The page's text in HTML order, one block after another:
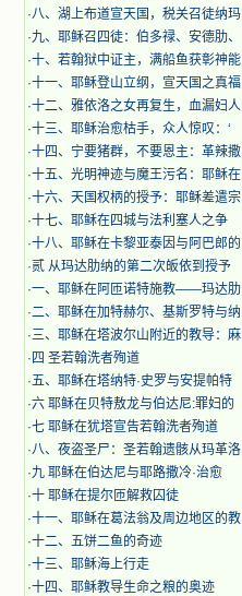
·八、湖上布道宣天国，税关召徒纳玛
·九、耶稣召四徒：伯多禄、安德肋、
·十、若翰狱中证主，满船鱼获彰神能
·十一、耶稣登山立纲，宣天国之真福
·十二、雅依洛之女再复生，血漏妇人
·十三、耶稣治愈枯手，众人惊叹：‘
·十四、宁要猪群，不要恩主：革辣撒
·十五、光明神迹与魔王污名：耶稣在
·十六、天国权柄的授予：耶稣差遣宗
·十七、耶稣在四城与法利塞人之争
·十八、耶稣在卡黎亚泰因与阿巴郎的
·贰 从玛达肋纳的第二次皈依到授予
·一、耶稣在阿匝诺特施教——玛达肋
·二、耶稣在加特赫尔、基斯罗特与纳
·三、耶稣在塔波尔山附近的教导：麻
· 四 圣若翰洗者殉道
·五、耶稣在塔纳特·史罗与安提帕特
·六 耶稣在贝特敖龙与伯达尼:罪妇的
·七 耶稣在犹塔宣告若翰洗者殉道
·八、夜盗圣尸：圣若翰遗骸从玛革洛
·九 耶稣在伯达尼与耶路撒冷·治愈
·十 耶稣在提尔匝解救囚徒
·十一、耶稣在葛法翁及周边地区的教
·十二、五饼二鱼的奇迹
·十三、耶稣海上行走
·十四、耶稣教导生命之粮的奥迹